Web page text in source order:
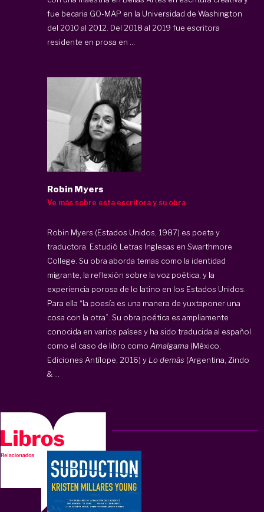
fue becaria GO-MAP en la Universidad de Washington
del 2010 al 2012. Del 2018 al 2019 fue escritora
residente en prosa en ...
Robin Myers
Ve más sobre esta escritora y su obra
Robin Myers (Estados Unidos, 1987) es poeta y
traductora. Estudió Letras Inglesas en Swarthmore
College. Su obra aborda temas como la identidad
migrante, la reflexión sobre la voz poética, y la
experiencia porosa de lo latino en los Estados Unidos.
Para ella “la poesía es una manera de yuxtaponer una
cosa con la otra”. Su obra poética es ampliamente
conocida en varios países y ha sido traducida al español
como el caso de libro como Amalgama (México,
Ediciones Antílope, 2016) y Lo demás (Argentina, Zindo
& ...